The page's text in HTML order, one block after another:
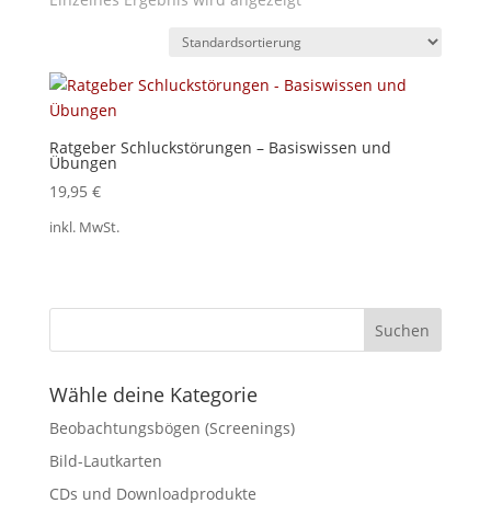
Ratgeber Schluckstörungen – Basiswissen und
Übungen
19,95 €
inkl. MwSt.
Wähle deine Kategorie
Beobachtungsbögen (Screenings)
Bild-Lautkarten
CDs und Downloadprodukte